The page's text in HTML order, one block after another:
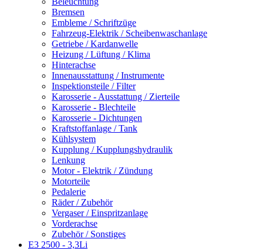
Bremsen
Embleme / Schriftzüge
Fahrzeug-Elektrik / Scheibenwaschanlage
Getriebe / Kardanwelle
Heizung / Lüftung / Klima
Hinterachse
Innenausstattung / Instrumente
Inspektionsteile / Filter
Karosserie - Ausstattung / Zierteile
Karosserie - Blechteile
Karosserie - Dichtungen
Kraftstoffanlage / Tank
Kühlsystem
Kupplung / Kupplungshydraulik
Lenkung
Motor - Elektrik / Zündung
Motorteile
Pedalerie
Räder / Zubehör
Vergaser / Einspritzanlage
Vorderachse
Zubehör / Sonstiges
E3 2500 - 3,3Li